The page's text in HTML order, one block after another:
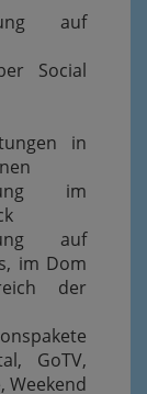
auf
Social
in
im
auf
im Dom
der
GoTV,
Weekend